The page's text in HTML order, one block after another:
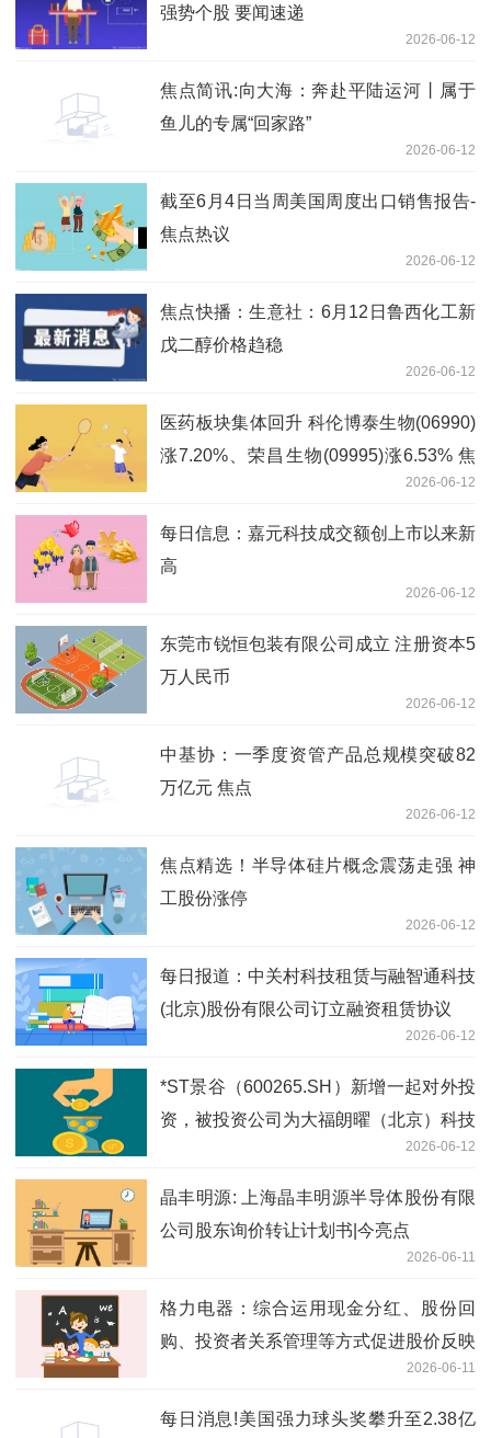
强势个股 要闻速递
2026-06-12
焦点简讯:向大海：奔赴平陆运河丨属于
鱼儿的专属“回家路”
2026-06-12
截至6月4日当周美国周度出口销售报告-
焦点热议
2026-06-12
焦点快播：生意社：6月12日鲁西化工新
戊二醇价格趋稳
2026-06-12
医药板块集体回升 科伦博泰生物(06990)
涨7.20%、荣昌生物(09995)涨6.53% 焦
2026-06-12
每日信息：嘉元科技成交额创上市以来新
高
2026-06-12
东莞市锐恒包装有限公司成立 注册资本5
万人民币
2026-06-12
中基协：一季度资管产品总规模突破82
万亿元 焦点
2026-06-12
焦点精选！半导体硅片概念震荡走强 神
工股份涨停
2026-06-12
每日报道：中关村科技租赁与融智通科技
(北京)股份有限公司订立融资租赁协议
2026-06-12
*ST景谷（600265.SH）新增一起对外投
资，被投资公司为大福朗曜（北京）科技
2026-06-12
晶丰明源: 上海晶丰明源半导体股份有限
公司股东询价转让计划书|今亮点
2026-06-11
格力电器：综合运用现金分红、股份回
购、投资者关系管理等方式促进股价反映
2026-06-11
每日消息!美国强力球头奖攀升至2.38亿